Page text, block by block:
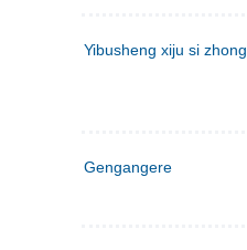
Yibusheng xiju si zhong
Gengangere